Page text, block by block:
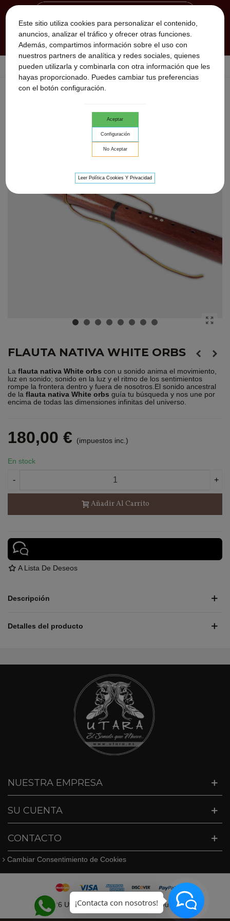
Este sitio utiliza cookies para personalizar el contenido,
anuncios, analizar el tráfico y ofrecer otras funciones.
Además, compartimos información sobre el uso con
nuestros partners de analítica y redes sociales, quienes
pueden utilizarla y combinarla con otra información que les
hayas proporcionado. Puedes cambiar tus preferencias
con el botón configuración.
Aceptar
Configuración
No Aceptar
Leer Política Cookies Y Privacidad
Inicio > Flautas Nativas > flauta nativa White orbs
FLAUTA NATIVA WHITE ORBS
La flauta nativa White orbs con u sonido anima el movimiento,
luz en sonido; sonido en la luz y el ritmo de los sentimientos
rompe la frontera dentro y fuera de nosotros.El sonido ancestral
de la flauta nativa White orbs guía tu búsqueda y nos une por
encima de todas las dimensiones infinitas del universo.
180,00 € (impuestos inc.)
En stock
- +
Añadir Al Carrito
A Lista De Deseos
Descripción
Detalles del producto
NUESTRA EMPRESA
SU CUENTA
CONTACTO
Cambiar Consentimiento de Cookies
© 2026 Utara · Tel. 627409747 · info@utara.es
¡Contacta con nosotros!